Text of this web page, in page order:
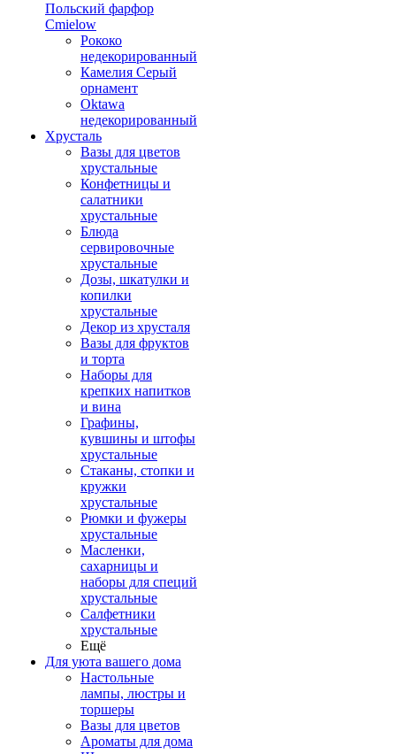
Польский фарфор
Сmielow
Рококо
недекорированный
Камелия Серый
орнамент
Oktawa
недекорированный
Хрусталь
Вазы для цветов
хрустальные
Конфетницы и
салатники
хрустальные
Блюда
сервировочные
хрустальные
Дозы, шкатулки и
копилки
хрустальные
Декор из хрусталя
Вазы для фруктов
и торта
Наборы для
крепких напитков
и вина
Графины,
кувшины и штофы
хрустальные
Стаканы, стопки и
кружки
хрустальные
Рюмки и фужеры
хрустальные
Масленки,
сахарницы и
наборы для специй
хрустальные
Салфетники
хрустальные
Ещё
Для уюта вашего дома
Настольные
лампы, люстры и
торшеры
Вазы для цветов
Ароматы для дома